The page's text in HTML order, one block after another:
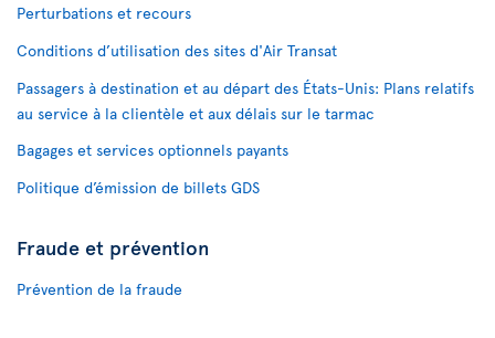
Perturbations et recours
Conditions d’utilisation des sites d'Air Transat
Passagers à destination et au départ des États-Unis: Plans relatifs
au service à la clientèle et aux délais sur le tarmac
Bagages et services optionnels payants
Politique d’émission de billets GDS
Fraude et prévention
Prévention de la fraude